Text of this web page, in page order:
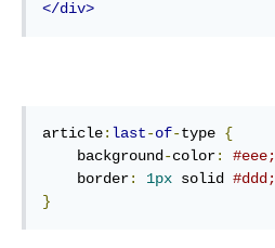
</div>
article: last-of-type {
    background
-color:
#eee;
    border
: 1px solid #ddd;
}